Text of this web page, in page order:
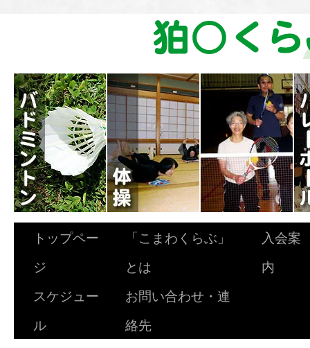
トップペー
ジ
「こまわくらぶ」
とは
入会案
内
スケジュー
ル
お問い合わせ・連
絡先